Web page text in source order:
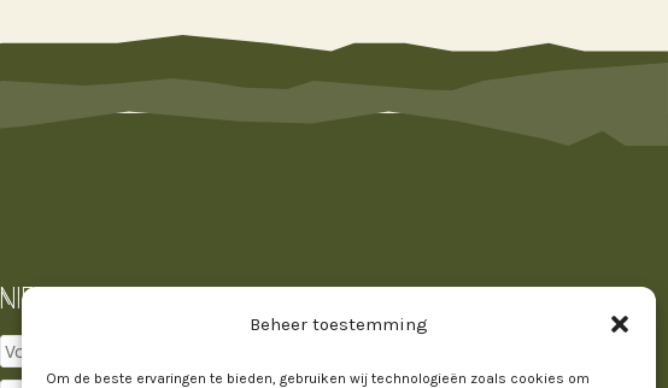
Beheer toestemming
Om de beste ervaringen te bieden, gebruiken wij technologieën zoals cookies om
Nieuwsbrief